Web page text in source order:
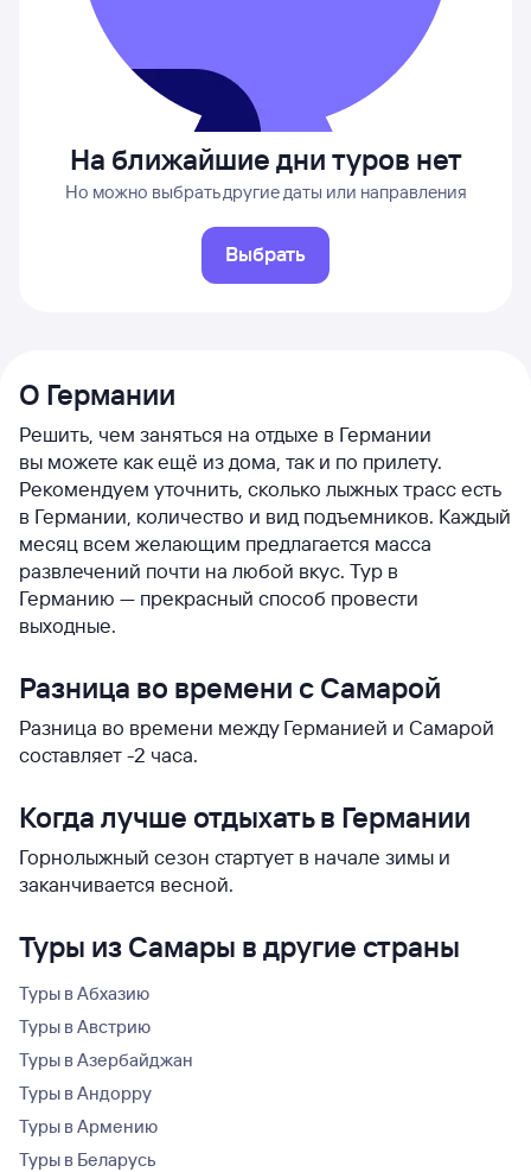
На ближайшие дни туров нет
Но можно выбрать другие даты или направления
Выбрать
О Германии
Решить, чем заняться на отдыхе в Германии
вы можете как ещё из дома, так и по прилету.
Рекомендуем уточнить, сколько лыжных трасс есть
в Германии, количество и вид подъемников. Каждый
месяц всем желающим предлагается масса
развлечений почти на любой вкус. Тур в
Германию — прекрасный способ провести
выходные.
Разница во времени с Самарой
Разница во времени между Германией и Самарой
составляет -2 часа.
Когда лучше отдыхать в Германии
Горнолыжный сезон стартует в начале зимы и
заканчивается весной.
Туры из Самары в другие страны
Туры в Абхазию
Туры в Австрию
Туры в Азербайджан
Туры в Андорру
Туры в Армению
Туры в Беларусь